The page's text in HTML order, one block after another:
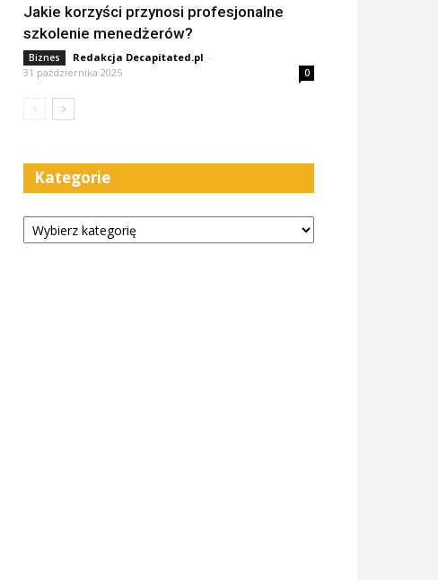
Jakie korzyści przynosi profesjonalne
szkolenie menedżerów?
Biznes Redakcja Decapitated.pl -
31 października 2025
0
Kategorie
Kategorie